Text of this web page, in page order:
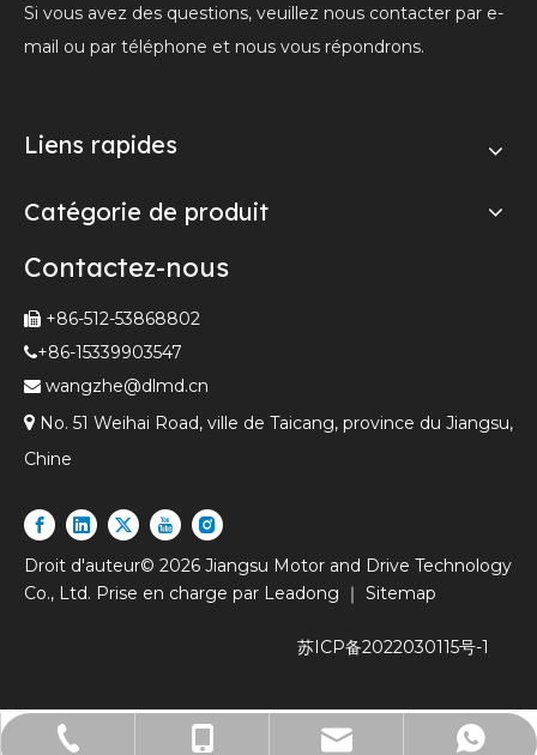
Si vous avez des questions, veuillez nous contacter par e-
mail ou par téléphone et nous vous répondrons.
Liens rapides
Catégorie de produit
+ 86-512-53980061
+86 - 15026701859
Contactez-nous
 +86-512-53868802
+86-15339903547
 wangzhe@dlmd.cn
 No. 51 Weihai Road, ville de Taicang, province du Jiangsu,
Chine
Droit d'auteur© 2026 Jiangsu Motor and Drive Technology
Co., Ltd. Prise en charge par Leadong ｜ Sitemap
苏ICP备2022030115号-1